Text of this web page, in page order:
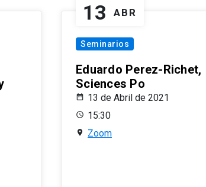
13 ABR
Seminarios
Eduardo Perez-Richet,
Sciences Po
13 de Abril de 2021
15:30
Zoom